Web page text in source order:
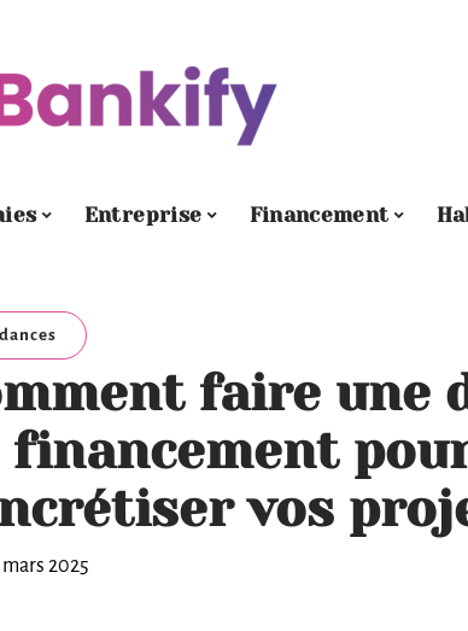
Entreprise Financement
faire une
financement
vos
mars 2025